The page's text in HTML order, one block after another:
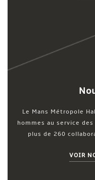
Le Mans Métropole
hommes au service
plus de 260
VOIR